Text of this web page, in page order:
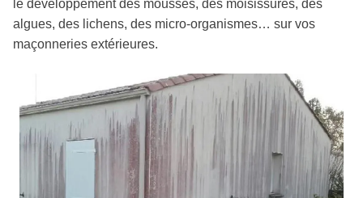
le développement des mousses, des moisissures, des
algues, des lichens, des micro-organismes… sur vos
maçonneries extérieures.